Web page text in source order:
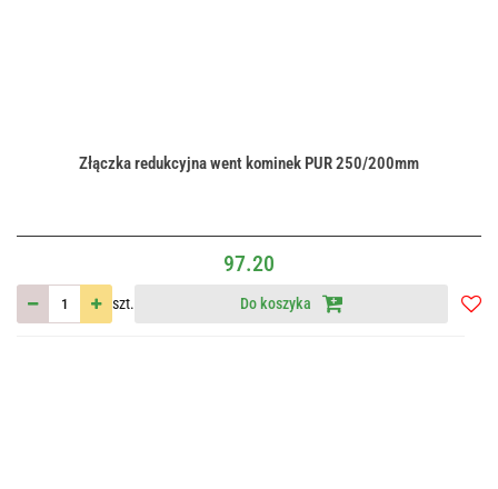
Złączka redukcyjna went kominek PUR 250/200mm
97.20
szt. Do koszyka